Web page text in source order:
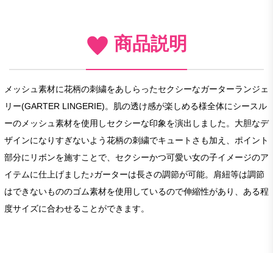
商品説明
メッシュ素材に花柄の刺繍をあしらったセクシーなガーターランジェ
リー(GARTER LINGERIE)。肌の透け感が楽しめる様全体にシースル
ーのメッシュ素材を使用しセクシーな印象を演出しました。大胆なデ
ザインになりすぎないよう花柄の刺繍でキュートさも加え、ポイント
部分にリボンを施すことで、セクシーかつ可愛い女の子イメージのア
イテムに仕上げました♪ガーターは長さの調節が可能。肩紐等は調節
はできないもののゴム素材を使用しているので伸縮性があり、ある程
度サイズに合わせることができます。